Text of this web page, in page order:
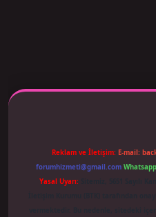
Reklam ve İletişim: E-mail:
forumhizmeti@gmail.com
Yasal Uyarı: